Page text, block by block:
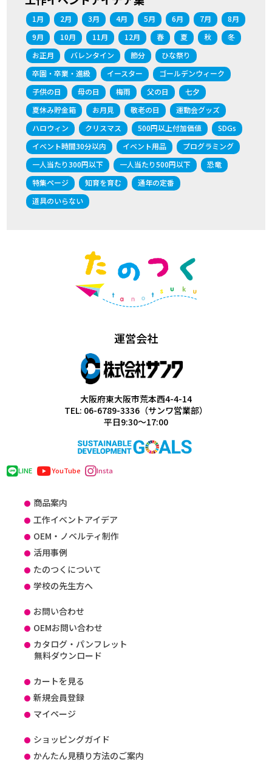
1月 2月 3月 4月 5月 6月 7月
8月
9月
10月 11月 12月 春 夏 秋
冬
お正月
バレンタイン 節分
ひな祭り
卒園・卒業・進級
イースター
ゴールデンウィーク
子供の日
母の日 梅雨 父の日
七夕
夏休み貯金箱
お月見 敬老の日
運動会グッズ
ハロウィン
クリスマス 500円以上付加価値
SDGs
イベント時間30分以内
イベント用品
プログラミング
一人当たり300円以下
一人当たり500円以下
恐竜
特集ページ
知育を育む
通年の定番
道具のいらない
運営会社
大阪府東大阪市荒本西4-4-14
TEL: 06-6789-3336（サンワ営業部）
平日9:30～17:00
LINE YouTube Insta
商品案内
工作イベントアイデア
OEM・ノベルティ制作
活用事例
たのつくについて
学校の先生方へ
お問い合わせ
OEMお問い合わせ
カタログ・パンフレット
無料ダウンロード
カートを見る
新規会員登録
マイページ
ショッピングガイド
かんたん見積り方法のご案内